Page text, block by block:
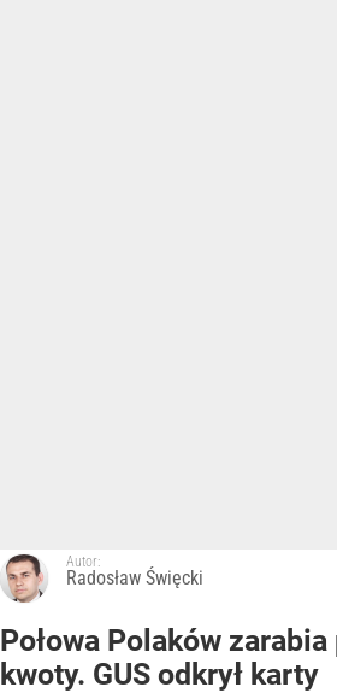
Autor:
Radosław Święcki
Połowa Polaków
kwoty. GUS odkrył karty